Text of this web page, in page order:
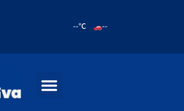
--°C --